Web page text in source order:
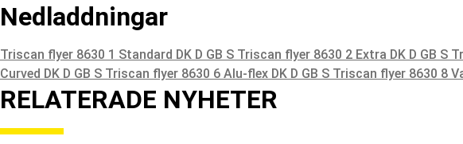
Nedladdningar
Triscan flyer 8630 1 Standard DK D GB S Triscan flyer 8630 2 Extra DK D GB S
Curved DK D GB S Triscan flyer 8630 6 Alu-flex DK D GB S Triscan flyer 8630 8
RELATERADE NYHETER